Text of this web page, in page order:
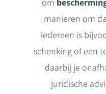
om
manieren om
iedereen is
schenking of een
daarbij je
juridische